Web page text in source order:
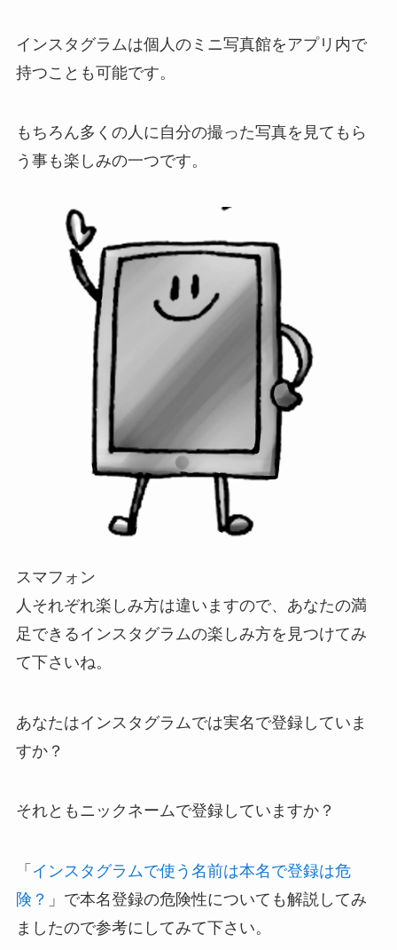
インスタグラムは個人のミニ写真館をアプリ内で
持つことも可能です。
もちろん多くの人に自分の撮った写真を見てもら
う事も楽しみの一つです。
スマフォン
人それぞれ楽しみ方は違いますので、あなたの満
足できるインスタグラムの楽しみ方を見つけてみ
て下さいね。
あなたはインスタグラムでは実名で登録していま
すか？
それともニックネームで登録していますか？
「 インスタグラムで使う名前は本名で登録は危
険？ 」で本名登録の危険性についても解説してみ
ましたので参考にしてみて下さい。